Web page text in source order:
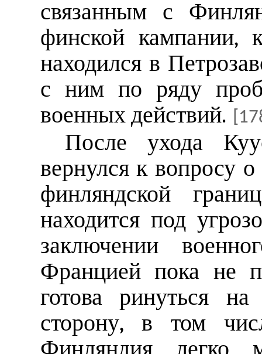
связанным с
финской кампании,
находился в
с ним по ряду
военных действий.
После ухода
вернулся к вопросу
финляндской
находится под
заключении
Францией пока не
готова ринуться
сторону, в том